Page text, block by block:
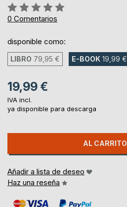
Rating:
0%
0 Comentarios
disponible como:
LIBRO 79,95 € E-BOOK 19,99 €
19,99 €
IVA incl.
ya disponible para descarga
AL CARRITO
Añadir a lista de deseo
Haz una reseña